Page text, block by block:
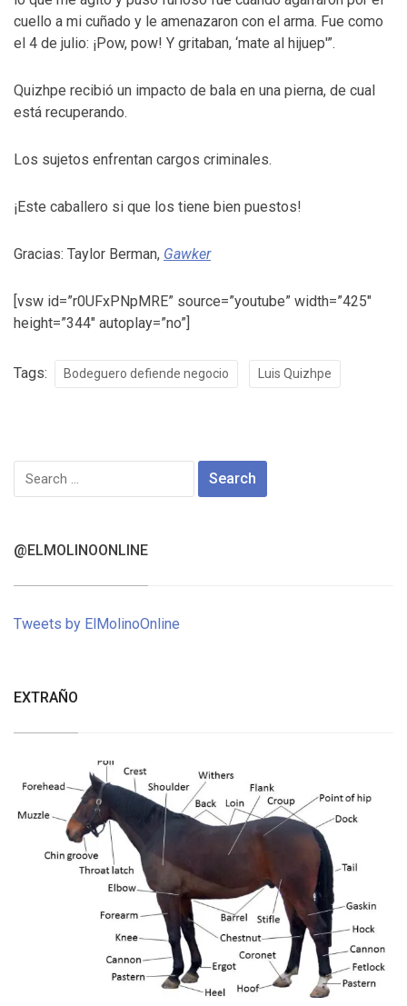
cuello a mi cuñado y le amenazaron con el arma. Fue como
el 4 de julio: ¡Pow, pow! Y gritaban, ‘mate al hijuep'”.
Quizhpe recibió un impacto de bala en una pierna, de cual
está recuperando.
Los sujetos enfrentan cargos criminales.
¡Este caballero si que los tiene bien puestos!
Gracias: Taylor Berman, Gawker
[vsw id=”r0UFxPNpMRE” source=”youtube” width=”425″
height=”344″ autoplay=”no”]
Tags: Bodeguero defiende negocio Luis Quizhpe
Search
for:
@ELMOLINOONLINE
Tweets by ElMolinoOnline
EXTRAÑO